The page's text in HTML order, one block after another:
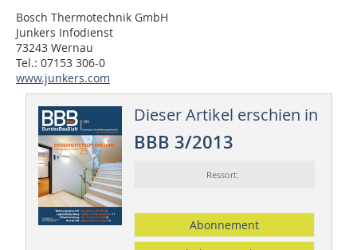
Bosch Thermotechnik GmbH
Junkers Infodienst
73243 Wernau
Tel.: 07153 306-0
www.junkers.com
Dieser Artikel erschien in
BBB 3/2013
Ressort:
Abonnement